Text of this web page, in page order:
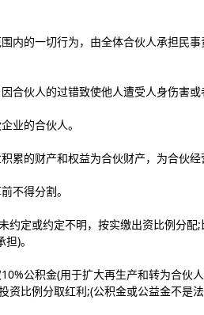
内的一切行为，由全体合伙人承担民
合伙人的过错致使他人遭受人身伤害
业的合伙人。
累的财产和权益为合伙财产，为合伙经
不得分割。
约定或约定不明，按实缴出资比例分
)。
公积金(用于扩大再生产和转为合伙
资比例分取红利;(公积金或公益金不是